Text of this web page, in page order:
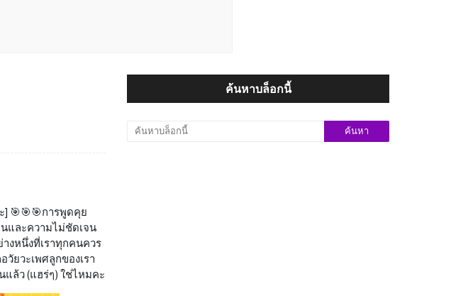
] 🎯🎯🎯การพูดคุย
นและความไม่ชัดเจน
งหนึ่งที่เราทุกคนควร
ยวะเพศลูกของเรา
แล้ว (แฮร่ๆ) ใช่ไหมคะ
ค้นหาบล็อกนี้